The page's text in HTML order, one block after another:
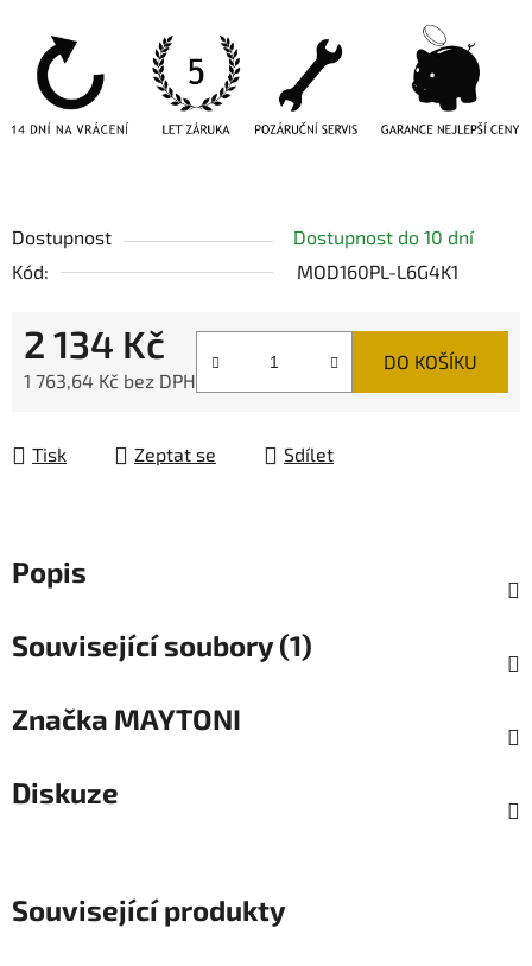
Dostupnost
Dostupnost do 10 dní
Kód:
MOD160PL-L6G4K1
2 134 Kč
1 763,64 Kč bez DPH
DO KOŠÍKU
Tisk Zeptat se Sdílet
Popis
Související soubory (1)
Značka MAYTONI
Diskuze
Související produkty